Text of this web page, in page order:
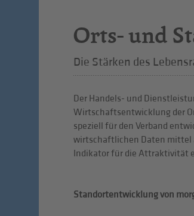
Orts- und
Die Stärken des
Der Handels- und
Wirtschaftsentwicklung der
speziell für den Verband
wirtschaftlichen Daten mittel
Indikator für die Attraktivität
Standortentwicklung von